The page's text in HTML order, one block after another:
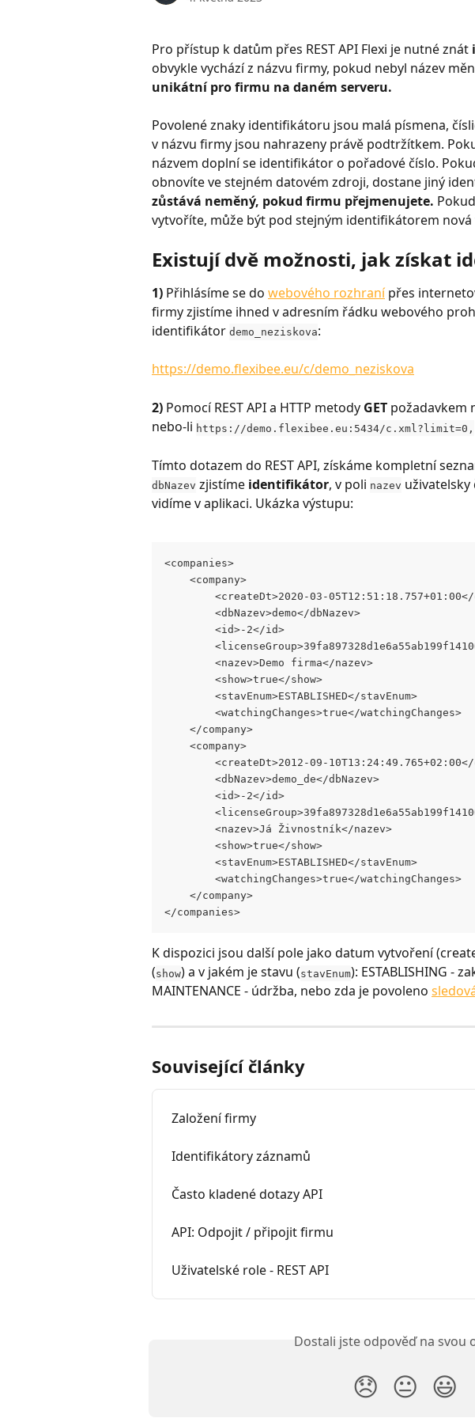
Pro přístup k datům přes REST API Flexi je nutné znát
obvykle vychází z názvu firmy, pokud nebyl název
unikátní pro firmu na daném serveru.
Povolené znaky identifikátoru jsou malá písmena,
v názvu firmy jsou nahrazeny právě podtržítkem.
názvem doplní se identifikátor o pořadové číslo.
obnovíte ve stejném datovém zdroji, dostane jiný
zůstává neměný, pokud firmu přejmenujete.
vytvoříte, může být pod stejným identifikátorem
Existují dvě možnosti, jak získat
1) Přihlásíme se do webového rozhraní přes
firmy zjistíme ihned v adresním řádku webového
identifikátor demo_neziskova:
https://demo.flexibee.eu/c/demo_neziskova
2) Pomocí REST API a HTTP metody GET požadavkem
nebo-li https://demo.flexibee.eu:5434/c.xml?limit=0,
Tímto dotazem do REST API, získáme kompletní
dbNazev zjistíme identifikátor, v poli nazev uživatelsky
vidíme v aplikaci. Ukázka výstupu:
<companies>
	<company>
<createDt>2020-03-
		<dbNazev>demo</dbNazev>
		<id>-2</id>
		<nazev>Demo firma</nazev>
		<show>true</show>
		<stavEnum>ESTABLISHED</stavEnum>
		<watchingChanges>true</watchingChanges>
	</company>
	<company>
<createDt>2012-09-
		<dbNazev>demo_de</dbNazev>
		<id>-2</id>
		<nazev>Já Živnostník</nazev>
		<show>true</show>
		<stavEnum>ESTABLISHED</stavEnum>
		<watchingChanges>true</watchingChanges>
	</company>
</companies>
K dispozici jsou další pole jako datum vytvoření
(show) a v jakém je stavu (stavEnum): ESTABLISHING -
MAINTENANCE - údržba, nebo zda je povoleno
Související články
Založení firmy
Identifikátory záznamů
Často kladené dotazy API
API: Odpojit / připojit firmu
Uživatelské role - REST API
Dostali jste odpověď na svou
😞 😐 😃